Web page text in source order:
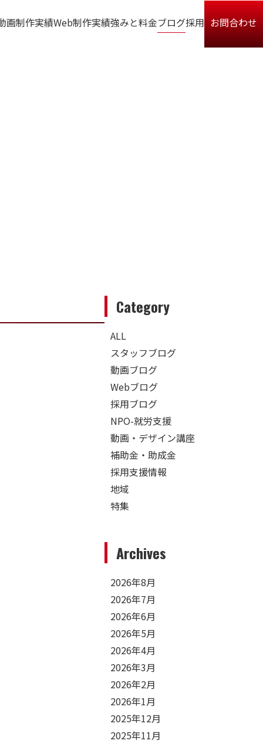
画制作実績Web制作実績強みと料金ブログ採用 お問合わせ
Category
ALL
スタッフブログ
動画ブログ
Webブログ
採用ブログ
NPO-就労支援
動画・デザイン講座
補助金・助成金
採用支援情報
地域
特集
Archives
2026年8月
2026年7月
2026年6月
2026年5月
2026年4月
2026年3月
2026年2月
2026年1月
2025年12月
2025年11月